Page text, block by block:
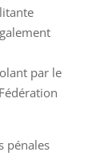
par le
pénales